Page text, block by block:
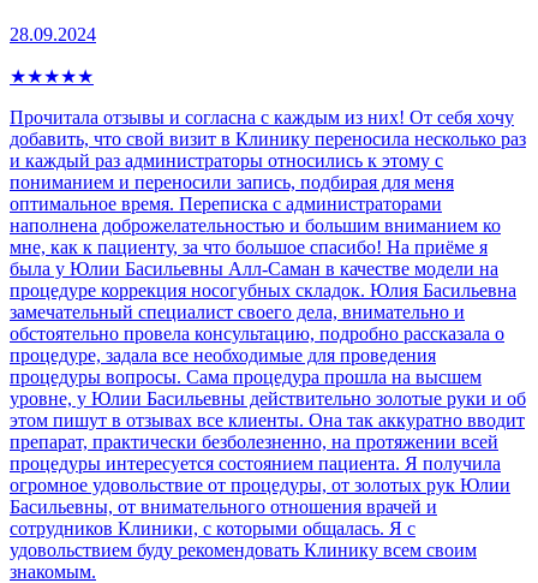
28.09.2024
★★★★★
Прочитала отзывы и согласна с каждым из них! От себя хочу
добавить, что свой визит в Клинику переносила несколько раз
и каждый раз администраторы относились к этому с
пониманием и переносили запись, подбирая для меня
оптимальное время. Переписка с администраторами
наполнена доброжелательностью и большим вниманием ко
мне, как к пациенту, за что большое спасибо! На приёме я
была у Юлии Басильевны Алл-Саман в качестве модели на
процедуре коррекция носогубных складок. Юлия Басильевна
замечательный специалист своего дела, внимательно и
обстоятельно провела консультацию, подробно рассказала о
процедуре, задала все необходимые для проведения
процедуры вопросы. Сама процедура прошла на высшем
уровне, у Юлии Басильевны действительно золотые руки и об
этом пишут в отзывах все клиенты. Она так аккуратно вводит
препарат, практически безболезненно, на протяжении всей
процедуры интересуется состоянием пациента. Я получила
огромное удовольствие от процедуры, от золотых рук Юлии
Басильевны, от внимательного отношения врачей и
сотрудников Клиники, с которыми общалась. Я с
удовольствием буду рекомендовать Клинику всем своим
знакомым.